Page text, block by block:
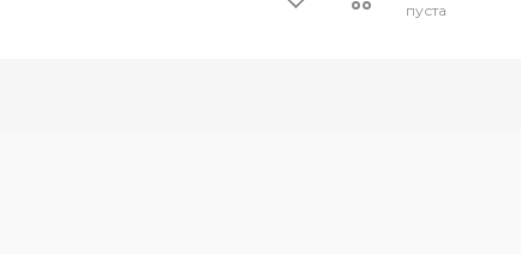
пуста